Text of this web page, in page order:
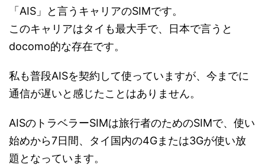
「AIS」と言うキャリアのSIMです。
このキャリアはタイも最大手で、日本で言うと
docomo的な存在です。
私も普段AISを契約して使っていますが、今までに
通信が遅いと感じたことはありません。
AISのトラベラーSIMは旅行者のためのSIMで、使い
始めから7日間、タイ国内の4Gまたは3Gが使い放
題となっています。